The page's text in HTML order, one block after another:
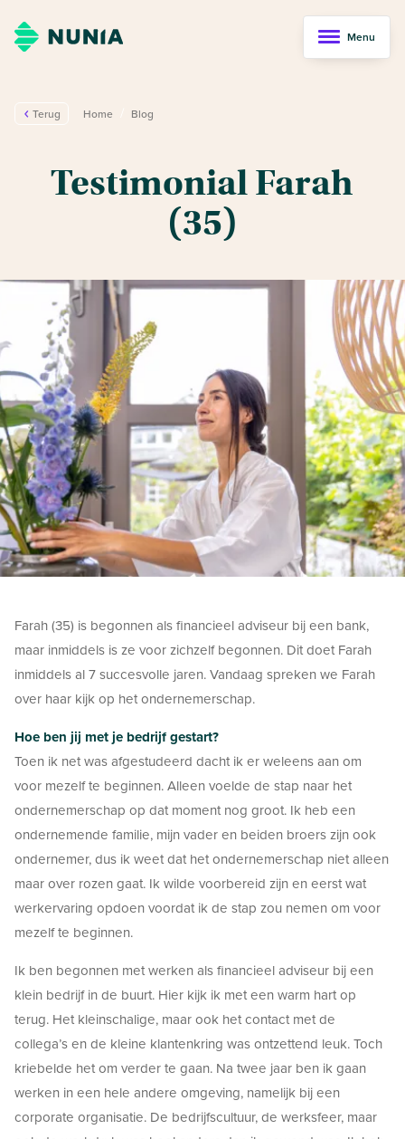
Menu
Terug Home Blog
Testimonial Farah
(35)
Farah (35) is begonnen als financieel adviseur bij een bank,
maar inmiddels is ze voor zichzelf begonnen. Dit doet Farah
inmiddels al 7 succesvolle jaren. Vandaag spreken we Farah
over haar kijk op het ondernemerschap.
Hoe ben jij met je bedrijf gestart?
Toen ik net was afgestudeerd dacht ik er weleens aan om
voor mezelf te beginnen. Alleen voelde de stap naar het
ondernemerschap op dat moment nog groot. Ik heb een
ondernemende familie, mijn vader en beiden broers zijn ook
ondernemer, dus ik weet dat het ondernemerschap niet alleen
maar over rozen gaat. Ik wilde voorbereid zijn en eerst wat
werkervaring opdoen voordat ik de stap zou nemen om voor
mezelf te beginnen.
Ik ben begonnen met werken als financieel adviseur bij een
klein bedrijf in de buurt. Hier kijk ik met een warm hart op
terug. Het kleinschalige, maar ook het contact met de
collega’s en de kleine klantenkring was ontzettend leuk. Toch
kriebelde het om verder te gaan. Na twee jaar ben ik gaan
werken in een hele andere omgeving, namelijk bij een
corporate organisatie. De bedrijfscultuur, de werksfeer, maar